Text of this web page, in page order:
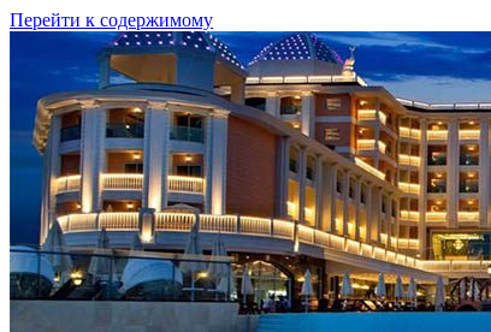
Перейти к содержимому